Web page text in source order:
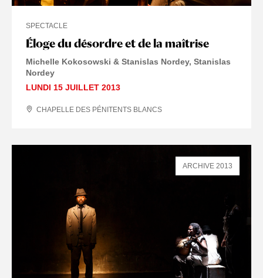
Éloge du désordre et de la maîtrise
SPECTACLE
Michelle Kokosowski & Stanislas Nordey Stanislas
Nordey
LUNDI 15 JUILLET 2013
CHAPELLE DES PÉNITENTS BLANCS
ARCHIVE 2013